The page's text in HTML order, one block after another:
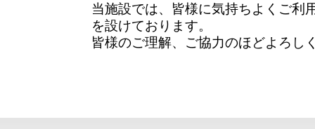
当施設では、皆様に気持ちよくご利
を設けております。
皆様のご理解、ご協力のほどよろし